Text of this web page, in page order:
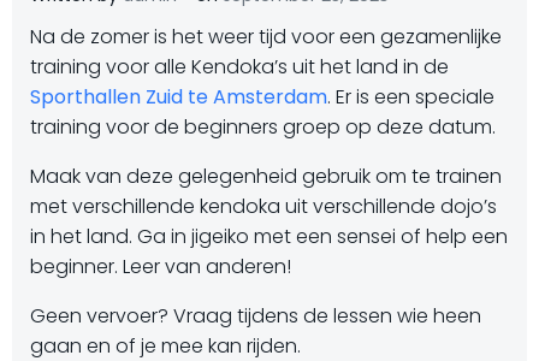
Na de zomer is het weer tijd voor een gezamenlijke
training voor alle Kendoka’s uit het land in de
Sporthallen Zuid te Amsterdam. Er is een speciale
training voor de beginners groep op deze datum.
Maak van deze gelegenheid gebruik om te trainen
met verschillende kendoka uit verschillende dojo’s
in het land. Ga in jigeiko met een sensei of help een
beginner. Leer van anderen!
Geen vervoer? Vraag tijdens de lessen wie heen
gaan en of je mee kan rijden.